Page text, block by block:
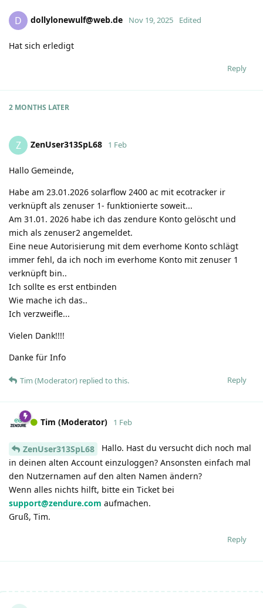
D dollylonewulf@web.de Nov 19, 2025 Edited
Hat sich erledigt
Reply
2 MONTHS LATER
Z ZenUser313SpL68 1 Feb
Hallo Gemeinde,
Habe am 23.01.2026 solarflow 2400 ac mit ecotracker ir
verknüpft als zenuser 1- funktionierte soweit...
Am 31.01. 2026 habe ich das zendure Konto gelöscht und
mich als zenuser2 angemeldet.
Eine neue Autorisierung mit dem everhome Konto schlägt
immer fehl, da ich noch im everhome Konto mit zenuser 1
verknüpft bin..
Ich sollte es erst entbinden
Wie mache ich das..
Ich verzweifle...
Vielen Dank!!!!
Danke für Info
Reply
Tim (Moderator) replied to this.
Tim (Moderator) 1 Feb
ZenUser313SpL68
Hallo. Hast du versucht dich noch mal
in deinen alten Account einzuloggen? Ansonsten einfach mal
den Nutzernamen auf den alten Namen ändern?
Wenn alles nichts hilft, bitte ein Ticket bei
support@zendure.com aufmachen.
Gruß, Tim.
Reply